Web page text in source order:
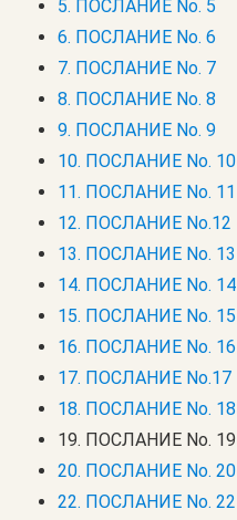
5. ПОСЛАНИЕ No. 5
6. ПОСЛАНИЕ No. 6
7. ПОСЛАНИЕ No. 7
8. ПОСЛАНИЕ No. 8
9. ПОСЛАНИЕ No. 9
10. ПОСЛАНИЕ No. 10
11. ПОСЛАНИЕ No. 11
12. ПОСЛАНИЕ No.12
13. ПОСЛАНИЕ No. 13
14. ПОСЛАНИЕ No. 14
15. ПОСЛАНИЕ No. 15
16. ПОСЛАНИЕ No. 16
17. ПОСЛАНИЕ No.17
18. ПОСЛАНИЕ No. 18
19. ПОСЛАНИЕ No. 19
20. ПОСЛАНИЕ No. 20
22. ПОСЛАНИЕ No. 22